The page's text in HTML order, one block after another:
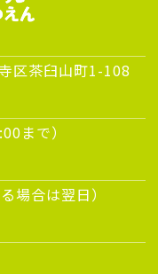
区茶臼山町1-108
まで）
場合は翌日）